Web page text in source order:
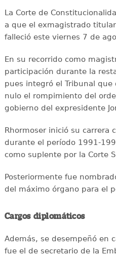
La Corte de
a que el exmagistrado
falleció este viernes 7 de
En su recorrido como
participación durante la
pues integró el Tribunal
nulo el rompimiento del
gobierno del expresidente
Rhormoser inició su carrera
durante el período 1991-
como suplente por la Corte
Posteriormente fue
del máximo órgano para el
Cargos diplomáticos
Además, se desempeñó en
fue el de secretario de la